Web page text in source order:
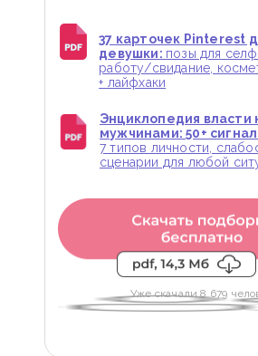
Уже скачали 8 679
37 карточек Pinterest
девушки: позы для
работу/свидание,
+ лайфхаки
Энциклопедия власти
мужчинами: 50+
7 типов личности,
сценарии для любой